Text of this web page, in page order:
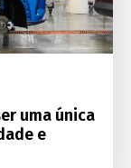
uma única
e